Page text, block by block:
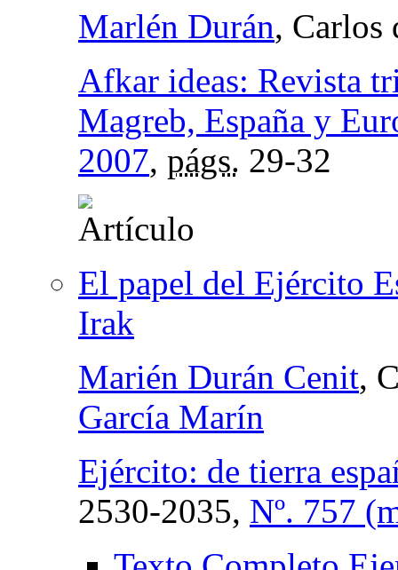
Marlén Durán, Carlos
Afkar ideas: Revista
Magreb, España y
2007, págs. 29-32
El papel del Ejército
Irak
Marién Durán Cenit,
García Marín
Ejército: de tierra
2530-2035, Nº. 757